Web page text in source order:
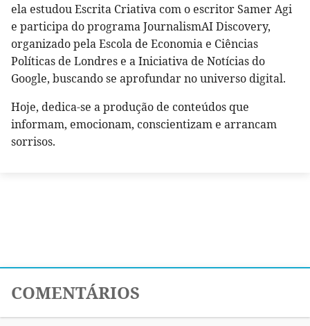
ela estudou Escrita Criativa com o escritor Samer Agi
e participa do programa JournalismAI Discovery,
organizado pela Escola de Economia e Ciências
Políticas de Londres e a Iniciativa de Notícias do
Google, buscando se aprofundar no universo digital.
Hoje, dedica-se a produção de conteúdos que
informam, emocionam, conscientizam e arrancam
sorrisos.
COMENTÁRIOS